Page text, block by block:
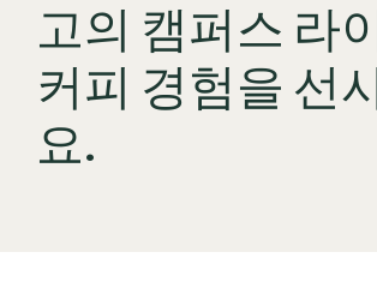
고의 캠퍼스 라
커피 경험을 선
요.